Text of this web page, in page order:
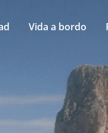
Vida a bordo